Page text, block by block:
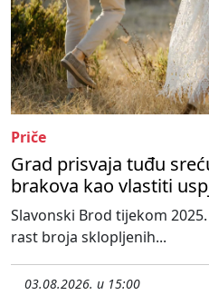
Priče
Grad prisvaja tuđu
brakova kao vlastiti
Slavonski Brod tijekom
rast broja sklopljenih...
03.08.2026. u 15:00